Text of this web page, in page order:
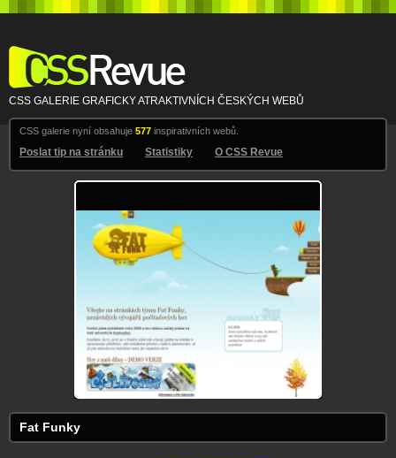
CSS Revue
CSS GALERIE GRAFICKY ATRAKTIVNÍCH ČESKÝCH WEBŮ
CSS galerie nyní obsahuje 577 inspirativních webů.
Poslat tip na stránku Statistiky O CSS Revue
Fat Funky